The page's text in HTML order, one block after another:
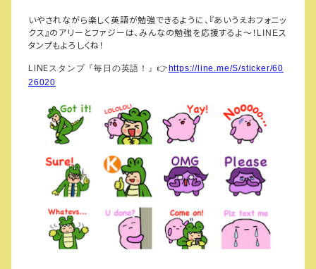
いやされながら楽しく英語が勉強できるように、『あいうえおフォニッ
クス』のアリーとファジーは、みんなの勉強を応援するよ～！ LINEス
タンプもよろしくね！
LINEスタンプ『毎日の英語！』 👉 https://line.me/S/sticker/60
26020